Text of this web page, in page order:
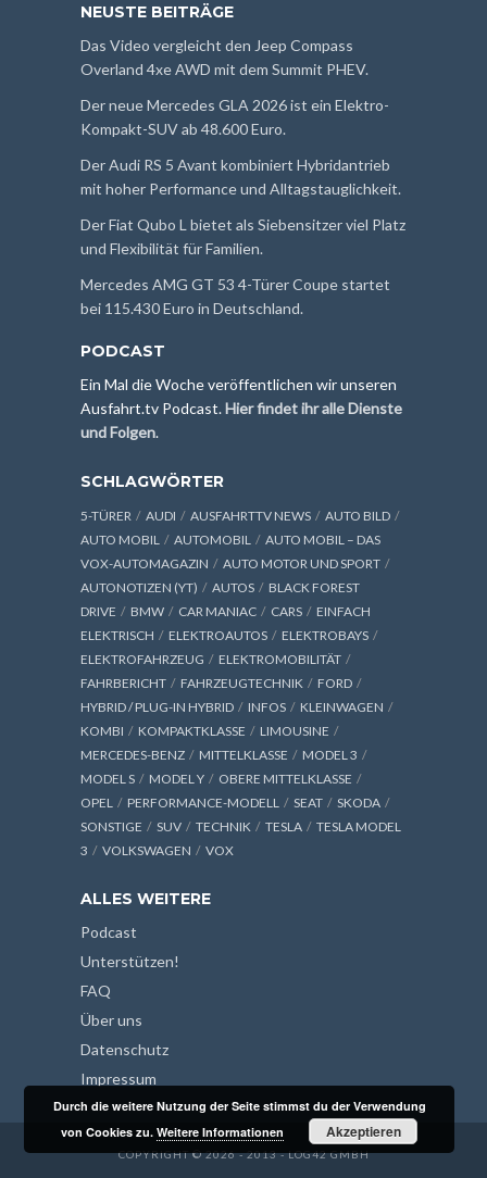
NEUSTE BEITRÄGE
Das Video vergleicht den Jeep Compass
Overland 4xe AWD mit dem Summit PHEV.
Der neue Mercedes GLA 2026 ist ein Elektro-
Kompakt-SUV ab 48.600 Euro.
Der Audi RS 5 Avant kombiniert Hybridantrieb
mit hoher Performance und Alltagstauglichkeit.
Der Fiat Qubo L bietet als Siebensitzer viel Platz
und Flexibilität für Familien.
Mercedes AMG GT 53 4-Türer Coupe startet
bei 115.430 Euro in Deutschland.
PODCAST
Ein Mal die Woche veröffentlichen wir unseren
Ausfahrt.tv Podcast.Hier findet ihr alle Dienste
und Folgen.
SCHLAGWÖRTER
5-TÜRER AUDI AUSFAHRTTV NEWS
AUTO BILD
AUTO MOBIL
AUTOMOBIL
AUTO MOBIL – DAS
VOX-AUTOMAGAZIN
AUTO MOTOR UND SPORT
AUTONOTIZEN (YT)
AUTOS
BLACK FOREST
DRIVE
BMW CAR MANIAC CARS
EINFACH
ELEKTRISCH
ELEKTROAUTOS
ELEKTROBAYS
ELEKTROFAHRZEUG
ELEKTROMOBILITÄT
FAHRBERICHT
FAHRZEUGTECHNIK
FORD
HYBRID / PLUG-IN HYBRID
INFOS
KLEINWAGEN
KOMBI
KOMPAKTKLASSE
LIMOUSINE
MERCEDES-BENZ
MITTELKLASSE
MODEL 3
MODEL S
MODEL Y
OBERE MITTELKLASSE
OPEL
PERFORMANCE-MODELL SEAT
SKODA
SONSTIGE
SUV TECHNIK TESLA
TESLA MODEL
3
VOLKSWAGEN VOX
ALLES WEITERE
Podcast
Unterstützen!
FAQ
Über uns
Datenschutz
Impressum
COPYRIGHT © 2026 - 2013 - LOG42 GMBH
Durch die weitere Nutzung der Seite stimmst du der Verwendung
von Cookies zu.Weitere Informationen Akzeptieren